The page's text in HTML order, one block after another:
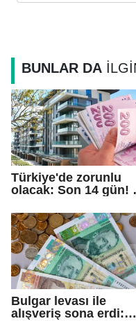
BUNLAR DA
Türkiye'de zorunlu
olacak: Son 14 gün!
yapabileceksiniz
Bulgar levası ile
alışveriş sona erdi: